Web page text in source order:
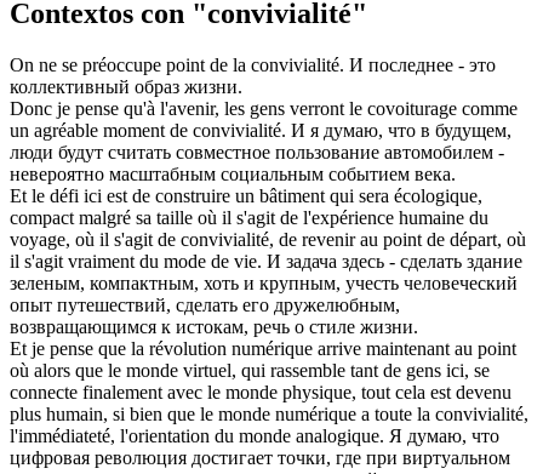
Contextos con "convivialité"
On ne se préoccupe point de la convivialité. И последнее - это
коллективный образ жизни.
Donc je pense qu'à l'avenir, les gens verront le covoiturage comme
un agréable moment de convivialité. И я думаю, что в будущем,
люди будут считать совместное пользование автомобилем -
невероятно масштабным социальным событием века.
Et le défi ici est de construire un bâtiment qui sera écologique,
compact malgré sa taille où il s'agit de l'expérience humaine du
voyage, où il s'agit de convivialité, de revenir au point de départ, où
il s'agit vraiment du mode de vie. И задача здесь - сделать здание
зеленым, компактным, хоть и крупным, учесть человеческий
опыт путешествий, сделать его дружелюбным,
возвращающимся к истокам, речь о стиле жизни.
Et je pense que la révolution numérique arrive maintenant au point
où alors que le monde virtuel, qui rassemble tant de gens ici, se
connecte finalement avec le monde physique, tout cela est devenu
plus humain, si bien que le monde numérique a toute la convivialité,
l'immédiateté, l'orientation du monde analogique. Я думаю, что
цифровая революция достигает точки, где при виртуальном